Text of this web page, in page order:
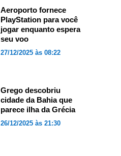
Aeroporto fornece
PlayStation para você
jogar enquanto espera
seu voo
27/12/2025 às 08:22
Grego descobriu
cidade da Bahia que
parece ilha da Grécia
26/12/2025 às 21:30